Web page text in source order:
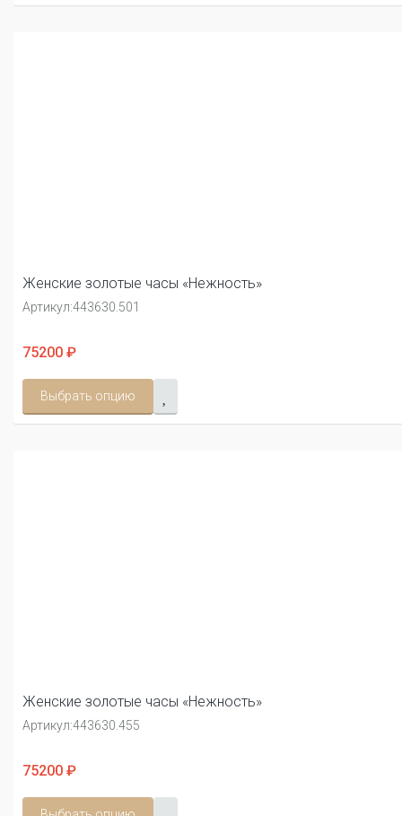
Женские золотые часы «Нежность»
Артикул:443630.501
75200 ₽
Выбрать опцию
Женские золотые часы «Нежность»
Артикул:443630.455
75200 ₽